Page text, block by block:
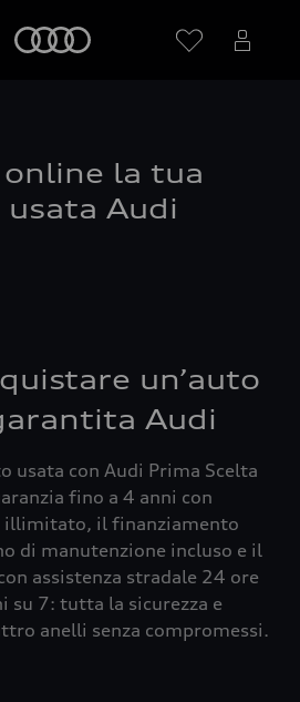
online la tua
usata Audi
un’auto
Audi
usata con Audi Prima Scelta
fino a 4 anni con
illimitato, il finanziamento
di manutenzione incluso e il
assistenza stradale 24 ore
su 7: tutta la sicurezza e
anelli senza compromessi.